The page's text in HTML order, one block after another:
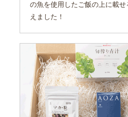
の魚を使用したご飯の上に載
えました！